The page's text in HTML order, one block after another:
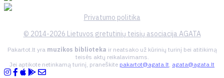
Privatumo politika
© 2014-2026 Lietuvos gretutinių teisių asociacija AGATA
Pakartot.lt yra muzikos biblioteka ir neatsako už kūrinių turinį bei atitikimą
teisės aktų reikalavimams.
Jei aptikote netinkamą turinį, praneškite pakartot@agata.lt, agata@agata.lt